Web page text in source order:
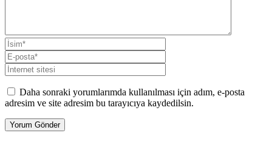
Daha sonraki yorumlarımda kullanılması için adım, e-posta
adresim ve site adresim bu tarayıcıya kaydedilsin.